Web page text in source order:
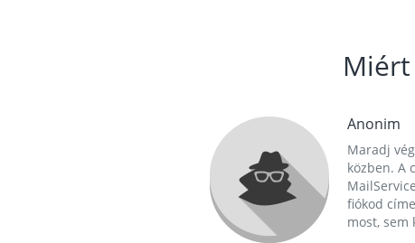
Anonim
Maradj
közben. A
fiókod
most, sem